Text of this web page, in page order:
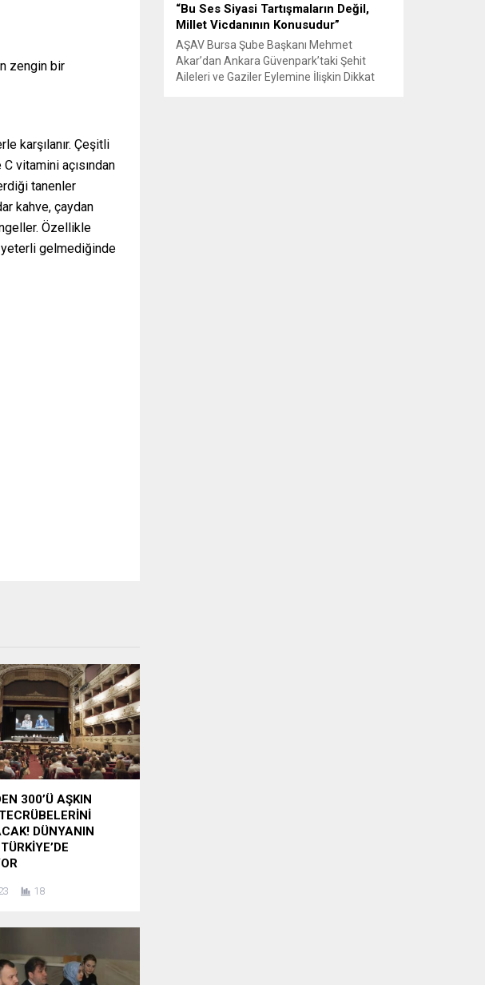
zengin bir
karşılanır. Çeşitli
vitamini açısından
tanenler
kahve, çaydan
Özellikle
yeterli gelmediğinde
300’Ü AŞKIN
DÜNYANIN
cerrahi alanında
en köklü derneklerinden
kongresi için
ediyor. 31 Ağustos-
Kapadokya’da
20’inci EVRS
18
“Bu Ses Siyasi Tartışmaların Değil,
Millet Vicdanının Konusudur”
AŞAV Bursa Şube Başkanı Mehmet
Akar’dan Ankara Güvenpark’taki Şehit
Aileleri ve Gaziler Eylemine İlişkin Dikkat